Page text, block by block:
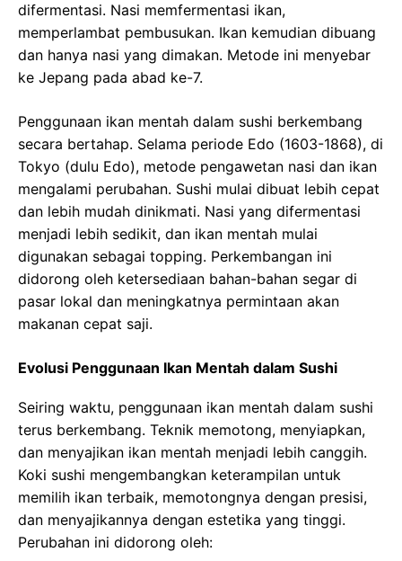
difermentasi. Nasi memfermentasi ikan,
memperlambat pembusukan. Ikan kemudian dibuang
dan hanya nasi yang dimakan. Metode ini menyebar
ke Jepang pada abad ke-7.
Penggunaan ikan mentah dalam sushi berkembang
secara bertahap. Selama periode Edo (1603-1868), di
Tokyo (dulu Edo), metode pengawetan nasi dan ikan
mengalami perubahan. Sushi mulai dibuat lebih cepat
dan lebih mudah dinikmati. Nasi yang difermentasi
menjadi lebih sedikit, dan ikan mentah mulai
digunakan sebagai topping. Perkembangan ini
didorong oleh ketersediaan bahan-bahan segar di
pasar lokal dan meningkatnya permintaan akan
makanan cepat saji.
Evolusi Penggunaan Ikan Mentah dalam Sushi
Seiring waktu, penggunaan ikan mentah dalam sushi
terus berkembang. Teknik memotong, menyiapkan,
dan menyajikan ikan mentah menjadi lebih canggih.
Koki sushi mengembangkan keterampilan untuk
memilih ikan terbaik, memotongnya dengan presisi,
dan menyajikannya dengan estetika yang tinggi.
Perubahan ini didorong oleh: